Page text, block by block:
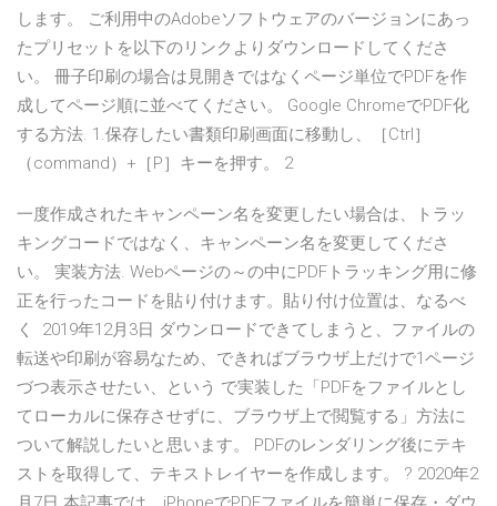
します。 ご利用中のAdobeソフトウェアのバージョンにあっ
たプリセットを以下のリンクよりダウンロードしてくださ
い。 冊子印刷の場合は見開きではなくページ単位でPDFを作
成してページ順に並べてください。 Google ChromeでPDF化
する方法. 1.保存したい書類印刷画面に移動し、［Ctrl］
（command）+［P］キーを押す。 2
一度作成されたキャンペーン名を変更したい場合は、トラッ
キングコードではなく、キャンペーン名を変更してくださ
い。 実装方法. Webページの～の中にPDFトラッキング用に修
正を行ったコードを貼り付けます。貼り付け位置は、なるべ
く 2019年12月3日 ダウンロードできてしまうと、ファイルの
転送や印刷が容易なため、できればブラウザ上だけで1ページ
づつ表示させたい、という で実装した「PDFをファイルとし
てローカルに保存させずに、ブラウザ上で閲覧する」方法に
ついて解説したいと思います。 PDFのレンダリング後にテキ
ストを取得して、テキストレイヤーを作成します。 ? 2020年2